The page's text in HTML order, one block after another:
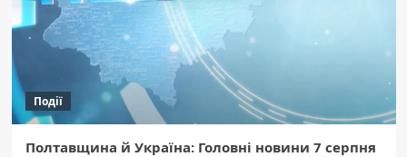
Події
Полтавщина й Україна: Головні новини 7 серпня